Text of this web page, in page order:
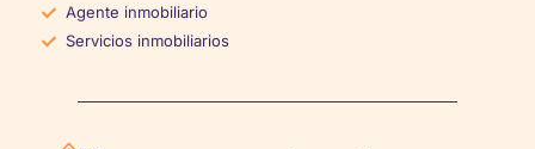
Agente inmobiliario
Servicios inmobiliarios